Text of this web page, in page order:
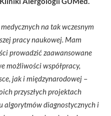
na tak wczesnym
pracy naukowej. Mam
prowadzić zaawansowane
możliwości współpracy,
jak i międzynarodowej –
przyszłych projektach
algorytmów diagnostycznych i